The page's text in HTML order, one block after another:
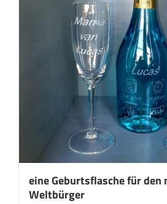
eine Geburtsflasche für den
Weltbürger